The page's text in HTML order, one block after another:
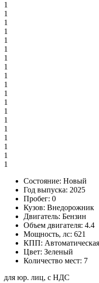
1
1
1
1
1
1
1
1
1
1
1
1
1
1
1
1
1
1
1
Состояние: Новый
Год выпуска: 2025
Пробег: 0
Кузов: Внедорожник
Двигатель: Бензин
Объем двигателя: 4.4
Мощность, лс: 621
КПП: Автоматическая
Цвет: Зеленый
Количество мест: 7
для юр. лиц, с НДС